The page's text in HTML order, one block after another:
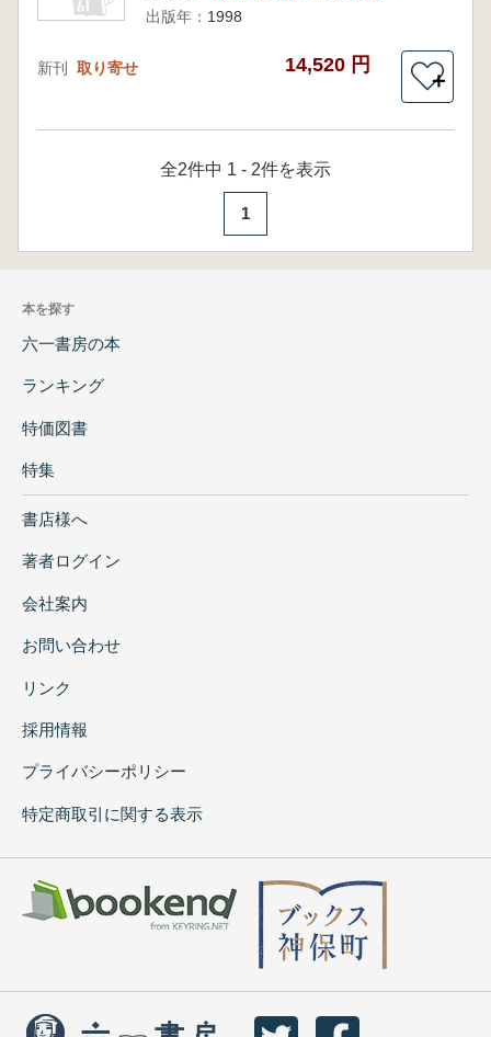
出版年： 1998
新刊 取り寄せ 14,520 円
＋
全2件中 1 - 2件を表示
1
本を探す
六一書房の本
ランキング
特価図書
特集
書店様へ
著者ログイン
会社案内
お問い合わせ
リンク
採用情報
プライバシーポリシー
特定商取引に関する表示